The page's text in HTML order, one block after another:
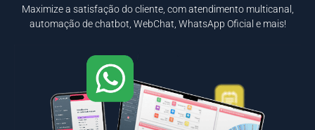
Maximize a satisfação do cliente, com atendimento multicanal,
automação de chatbot, WebChat, WhatsApp Oficial e mais!